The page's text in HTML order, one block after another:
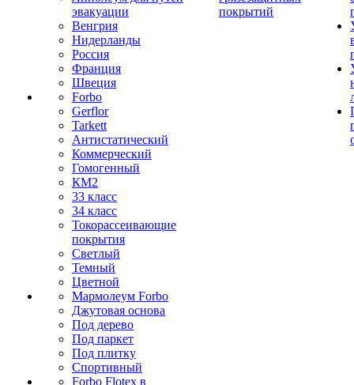
эвакуации
Венгрия
Нидерланды
Россия
Франция
Швеция
Forbo
Gerflor
Tarkett
Антистатический
Коммерческий
Гомогенный
КМ2
33 класс
34 класс
Токорассеивающие
покрытия
Светлый
Темный
Цветной
Мармолеум Forbo
Джутовая основа
Под дерево
Под паркет
Под плитку
Спортивный
Forbo Flotex в
покрытий